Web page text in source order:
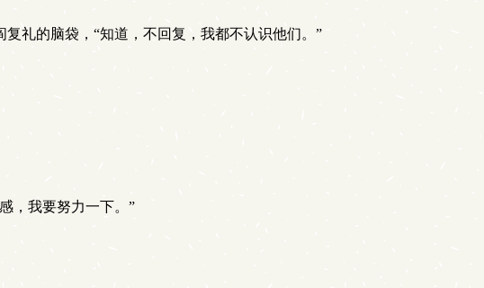
礼的脑袋，“知道，不回复，我都不认识他们。”
，我要努力一下。”